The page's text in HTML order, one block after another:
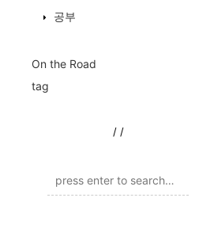
공부
On the Road
tag
/ /